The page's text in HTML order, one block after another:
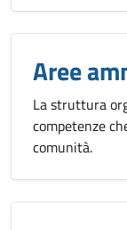
Aree
La struttura
competenze
comunità.